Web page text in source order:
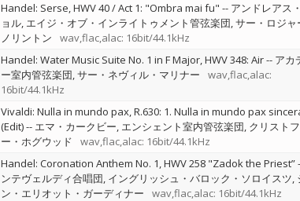
Handel: Serse, HWV 40 / Act 1: "Ombra mai fu" -- アンドレアス
ョル エイジ・オブ・インライトゥメント管弦楽団 サー・ロジャ
ノリントン
wav,flac,alac: 16bit/44.1kHz
Handel: Water Music Suite No. 1 in F Major, HWV 348: Air-- アカ
ー室内管弦楽団 サー・ネヴィル・マリナー
wav,flac,alac:
16bit/44.1kHz
Vivaldi: Nulla in mundo pax, R.630: 1. Nulla in mundo pax
(Edit)-- エマ・カークビー エンシェント室内管弦楽団 クリスト
ー・ホグウッド
wav,flac,alac: 16bit/44.1kHz
Handel: Coronation Anthem No. 1, HWV 258 "Zadok the Priest”
ンテヴェルディ合唱団 イングリッシュ・バロック・ソロイスツ
ン・エリオット・ガーディナー
wav,flac,alac: 16bit/44.1kHz